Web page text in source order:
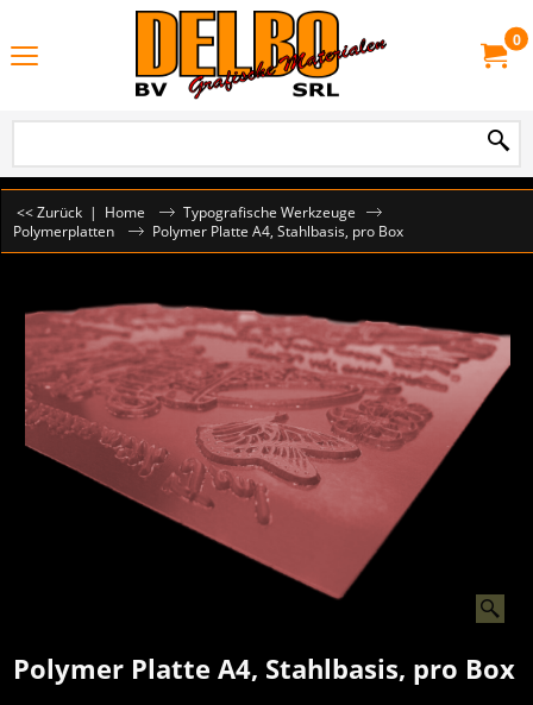
0
<< Zurück | Home
Typografische Werkzeuge
Polymerplatten
Polymer Platte A4, Stahlbasis, pro Box
Polymer Platte A4, Stahlbasis, pro Box